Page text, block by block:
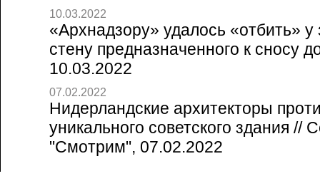
10.03.2022
«Архнадзору» удалось «отбить»
стену предназначенного к сносу
10.03.2022
07.02.2022
Нидерландские архитекторы
уникального советского здания //
"Смотрим", 07.02.2022